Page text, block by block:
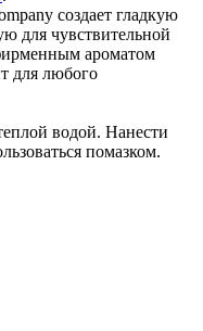
создает гладкую
для чувствительной
ароматом
для любого
водой. Нанести
помазком.